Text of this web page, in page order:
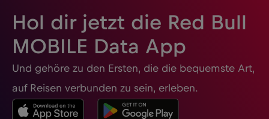
Hol dir jetzt die Red Bull
MOBILE Data App
Und gehöre zu den Ersten, die die bequemste Art,
auf Reisen verbunden zu sein, erleben.